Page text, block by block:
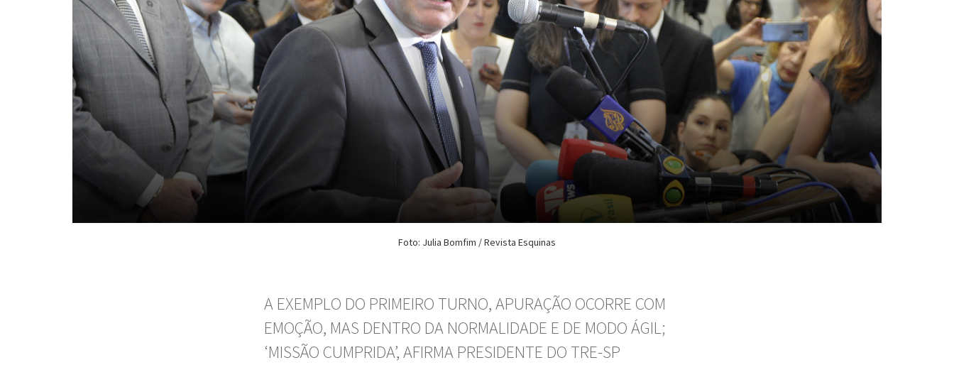
Foto: Julia Bomfim / Revista Esquinas
A EXEMPLO DO PRIMEIRO TURNO, APURAÇÃO OCORRE COM
EMOÇÃO, MAS DENTRO DA NORMALIDADE E DE MODO ÁGIL;
‘MISSÃO CUMPRIDA’, AFIRMA PRESIDENTE DO TRE-SP